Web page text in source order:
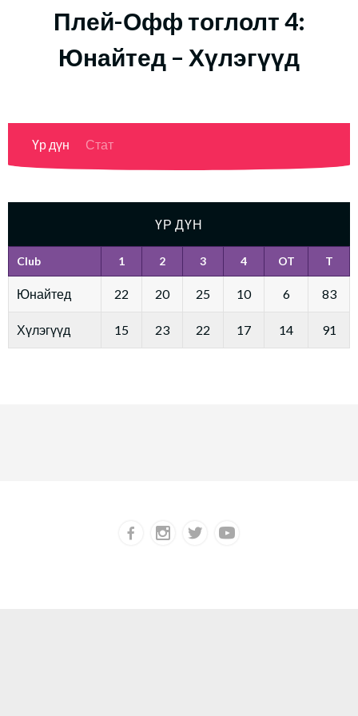
Плей-Офф тоглолт 4:
Юнайтед – Хүлэгүүд
Үр дүн Стат
ҮР ДҮН
Club 1 2 3 4 OT T
Юнайтед 22 20 25 10 6 83
Хүлэгүүд 15 23 22 17 14 91